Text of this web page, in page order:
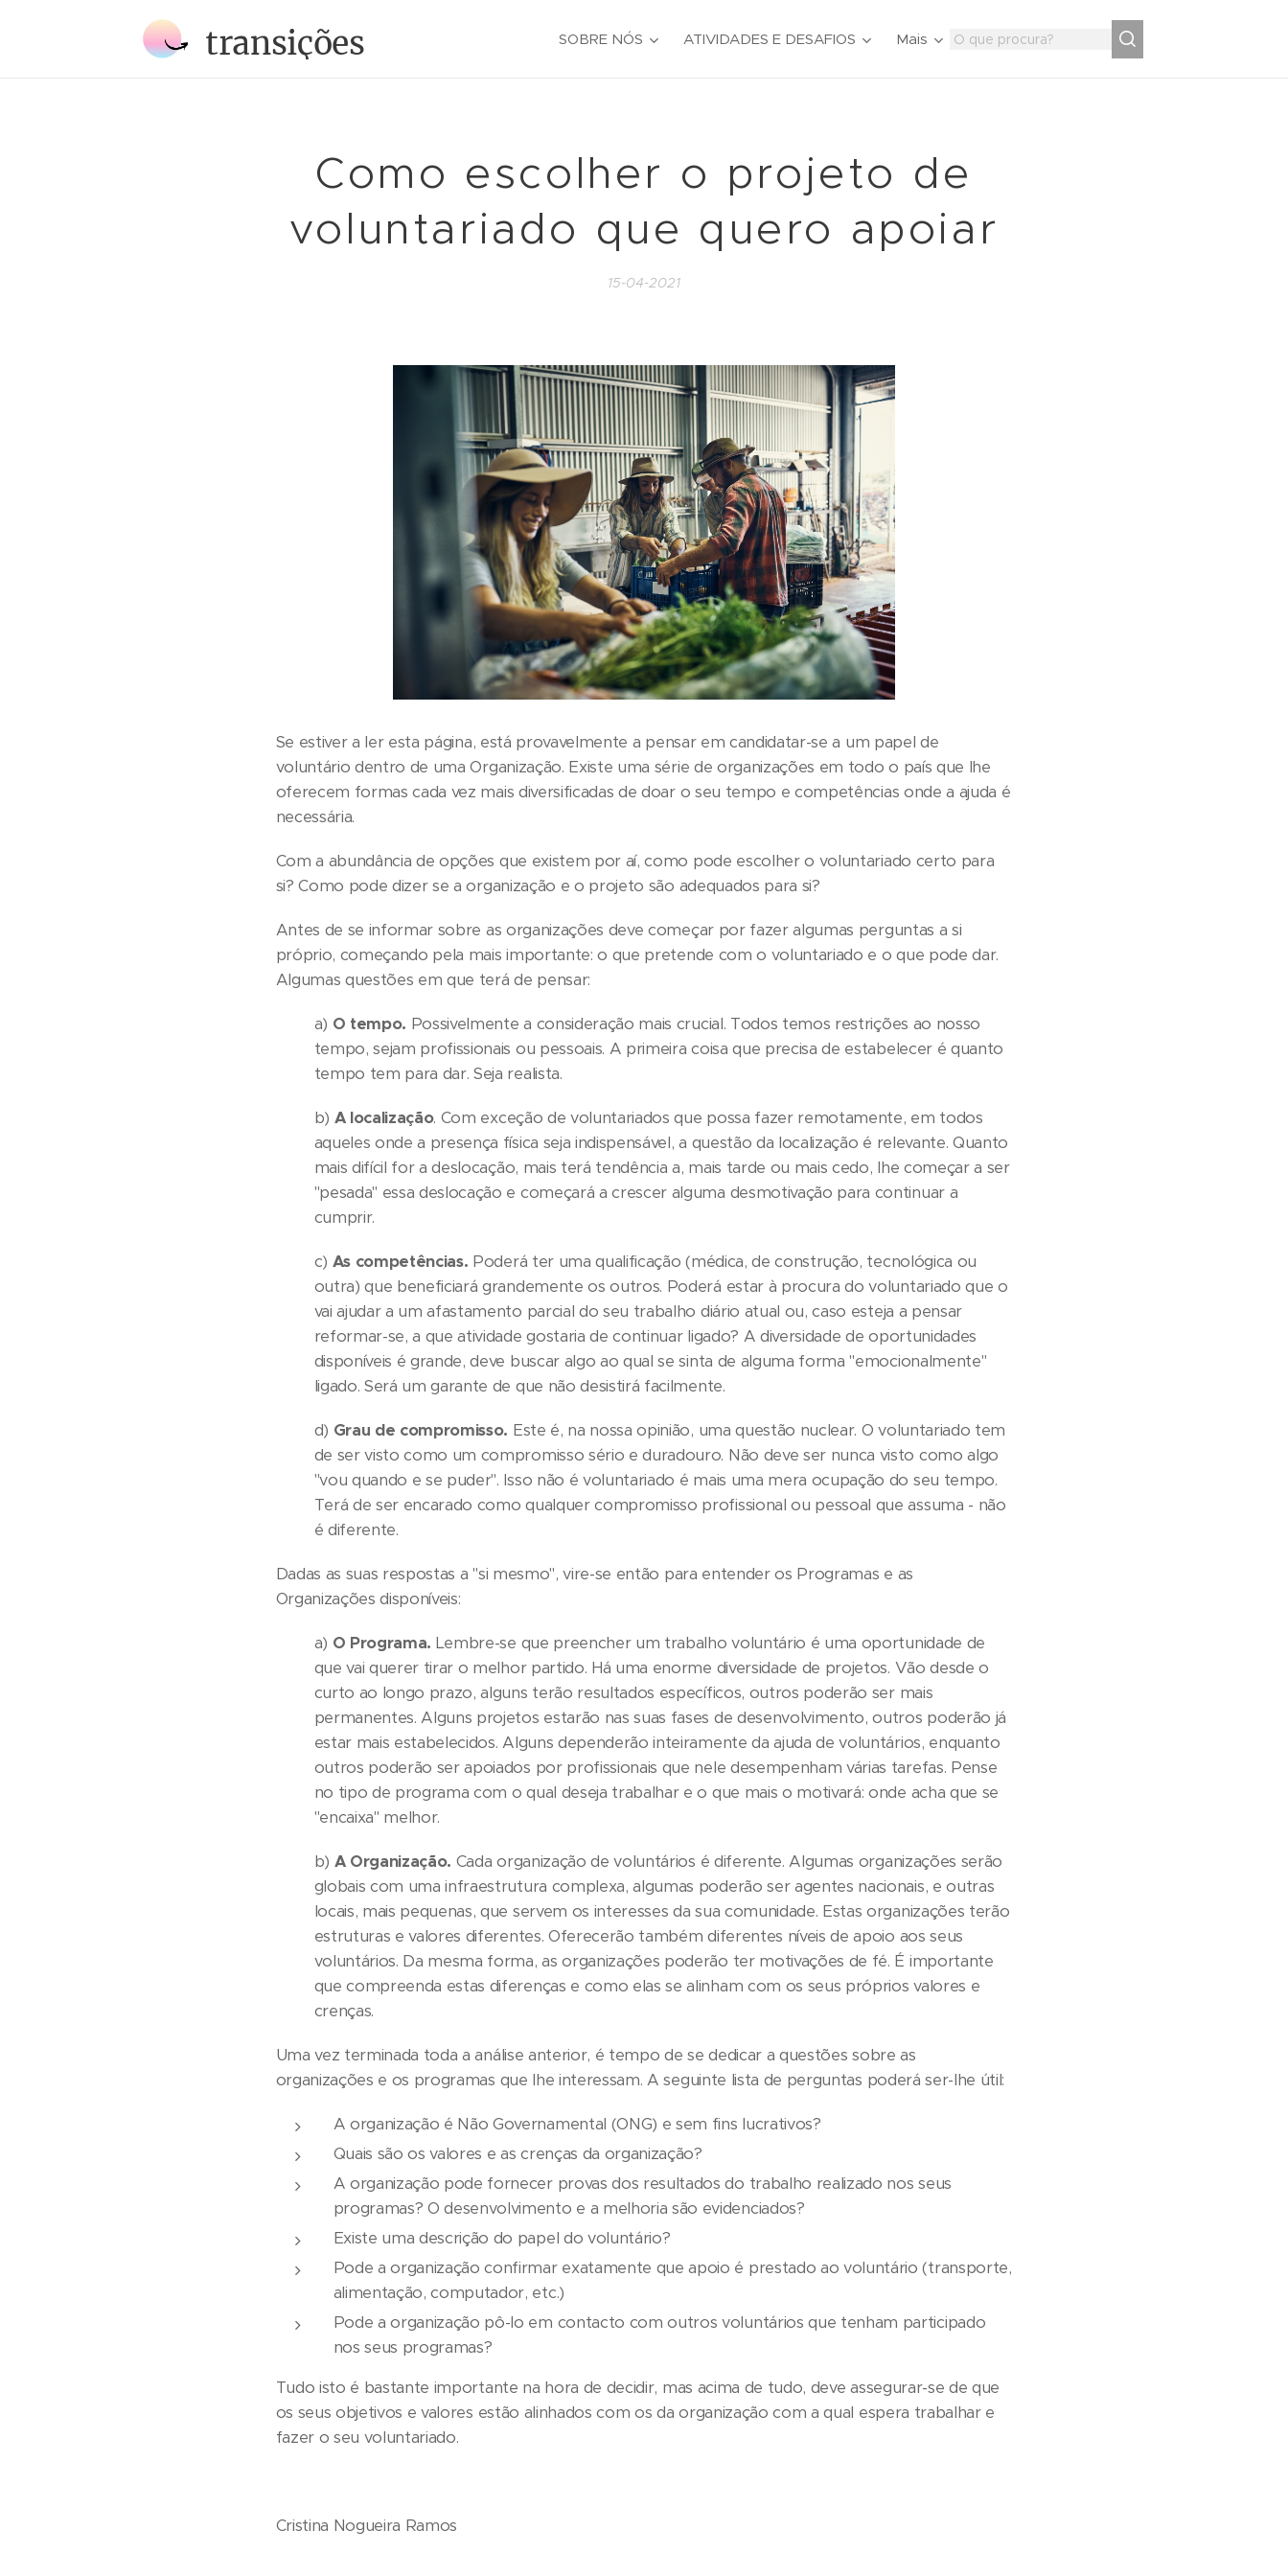
transições SOBRE NÓS ATIVIDADES E DESAFIOS Mais
Como escolher o projeto de
voluntariado que quero apoiar
15-04-2021
Se estiver a ler esta página, está provavelmente a pensar em candidatar-se a um papel de
voluntário dentro de uma Organização. Existe uma série de organizações em todo o país que lhe
oferecem formas cada vez mais diversificadas de doar o seu tempo e competências onde a ajuda é
necessária.
Com a abundância de opções que existem por aí, como pode escolher o voluntariado certo para
si? Como pode dizer se a organização e o projeto são adequados para si?
Antes de se informar sobre as organizações deve começar por fazer algumas perguntas a si
próprio, começando pela mais importante: o que pretende com o voluntariado e o que pode dar.
Algumas questões em que terá de pensar:
a) O tempo. Possivelmente a consideração mais crucial. Todos temos restrições ao nosso
tempo, sejam profissionais ou pessoais. A primeira coisa que precisa de estabelecer é quanto
tempo tem para dar. Seja realista.
b) A localização. Com exceção de voluntariados que possa fazer remotamente, em todos
aqueles onde a presença física seja indispensável, a questão da localização é relevante. Quanto
mais difícil for a deslocação, mais terá tendência a, mais tarde ou mais cedo, lhe começar a ser
"pesada" essa deslocação e começará a crescer alguma desmotivação para continuar a
cumprir.
c) As competências. Poderá ter uma qualificação (médica, de construção, tecnológica ou
outra) que beneficiará grandemente os outros. Poderá estar à procura do voluntariado que o
vai ajudar a um afastamento parcial do seu trabalho diário atual ou, caso esteja a pensar
reformar-se, a que atividade gostaria de continuar ligado? A diversidade de oportunidades
disponíveis é grande, deve buscar algo ao qual se sinta de alguma forma "emocionalmente"
ligado. Será um garante de que não desistirá facilmente.
d) Grau de compromisso. Este é, na nossa opinião, uma questão nuclear. O voluntariado tem
de ser visto como um compromisso sério e duradouro. Não deve ser nunca visto como algo
"vou quando e se puder". Isso não é voluntariado é mais uma mera ocupação do seu tempo.
Terá de ser encarado como qualquer compromisso profissional ou pessoal que assuma - não
é diferente.
Dadas as suas respostas a "si mesmo", vire-se então para entender os Programas e as
Organizações disponíveis:
a) O Programa. Lembre-se que preencher um trabalho voluntário é uma oportunidade de
que vai querer tirar o melhor partido. Há uma enorme diversidade de projetos. Vão desde o
curto ao longo prazo, alguns terão resultados específicos, outros poderão ser mais
permanentes. Alguns projetos estarão nas suas fases de desenvolvimento, outros poderão já
estar mais estabelecidos. Alguns dependerão inteiramente da ajuda de voluntários, enquanto
outros poderão ser apoiados por profissionais que nele desempenham várias tarefas. Pense
no tipo de programa com o qual deseja trabalhar e o que mais o motivará: onde acha que se
"encaixa" melhor.
b) A Organização. Cada organização de voluntários é diferente. Algumas organizações serão
globais com uma infraestrutura complexa, algumas poderão ser agentes nacionais, e outras
locais, mais pequenas, que servem os interesses da sua comunidade. Estas organizações terão
estruturas e valores diferentes. Oferecerão também diferentes níveis de apoio aos seus
voluntários. Da mesma forma, as organizações poderão ter motivações de fé. É importante
que compreenda estas diferenças e como elas se alinham com os seus próprios valores e
crenças.
Uma vez terminada toda a análise anterior, é tempo de se dedicar a questões sobre as
organizações e os programas que lhe interessam. A seguinte lista de perguntas poderá ser-lhe útil:
A organização é Não Governamental (ONG) e sem fins lucrativos?
Quais são os valores e as crenças da organização?
A organização pode fornecer provas dos resultados do trabalho realizado nos seus
programas? O desenvolvimento e a melhoria são evidenciados?
Existe uma descrição do papel do voluntário?
Pode a organização confirmar exatamente que apoio é prestado ao voluntário (transporte,
alimentação, computador, etc.)
Pode a organização pô-lo em contacto com outros voluntários que tenham participado
nos seus programas?
Tudo isto é bastante importante na hora de decidir, mas acima de tudo, deve assegurar-se de que
os seus objetivos e valores estão alinhados com os da organização com a qual espera trabalhar e
fazer o seu voluntariado.
Cristina Nogueira Ramos